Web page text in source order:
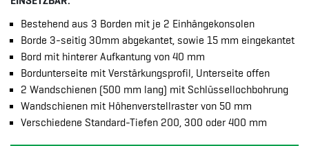
Bestehend aus 3 Borden mit je 2 Einhängekonsolen
Borde 3-seitig 30mm abgekantet, sowie 15 mm eingekantet
Bord mit hinterer Aufkantung von 40 mm
Bordunterseite mit Verstärkungsprofil, Unterseite offen
2 Wandschienen (500 mm lang) mit Schlüssellochbohrung
Wandschienen mit Höhenverstellraster von 50 mm
Verschiedene Standard-Tiefen 200, 300 oder 400 mm